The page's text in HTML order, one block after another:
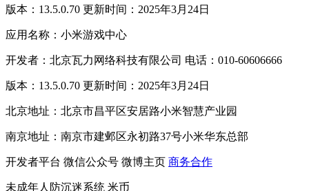
版本：13.5.0.70 更新时间：2025年3月24日
应用名称：小米游戏中心
开发者：北京瓦力网络科技有限公司 电话：010-60606666
版本：13.5.0.70 更新时间：2025年3月24日
北京地址：北京市昌平区安居路小米智慧产业园
南京地址：南京市建邺区永初路37号小米华东总部
开发者平台 微信公众号 微博主页 商务合作
未成年人防沉迷系统 米币